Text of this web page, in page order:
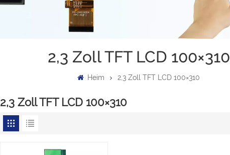
2,3 Zoll TFT LCD 100×310
Heim 2,3 Zoll TFT LCD 100×310
2,3 Zoll TFT LCD 100×310